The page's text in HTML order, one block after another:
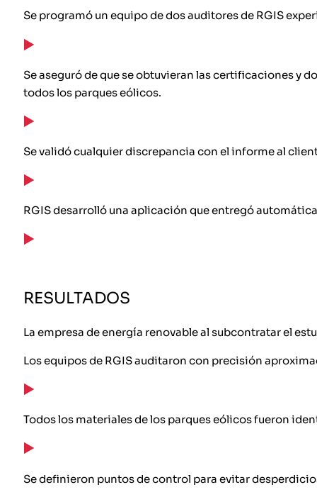
Se programó un equipo de dos auditores de RGIS
Se aseguró de que se obtuvieran las certificaciones y
todos los parques eólicos.
Se validó cualquier discrepancia con el informe al
RGIS desarrolló una aplicación que entregó
RESULTADOS
La empresa de energía renovable al subcontratar el
Los equipos de RGIS auditaron con precisión
Todos los materiales de los parques eólicos fueron
Se definieron puntos de control para evitar